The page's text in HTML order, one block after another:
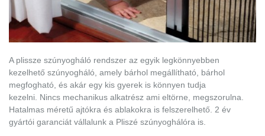
A plissze szúnyogháló rendszer az egyik legkönnyebben
kezelhető szúnyogháló, amely bárhol megállítható, bárhol
megfogható, és akár egy kis gyerek is könnyen tudja
kezelni. Nincs mechanikus alkatrész ami eltörne, megszorulna.
Hatalmas méretű ajtókra és ablakokra is felszerelhető. 2 év
gyártói garanciát vállalunk a Pliszé szúnyoghálóra is.